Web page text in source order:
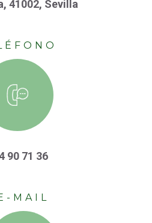
41002, Sevilla
90 71 36
MAIL